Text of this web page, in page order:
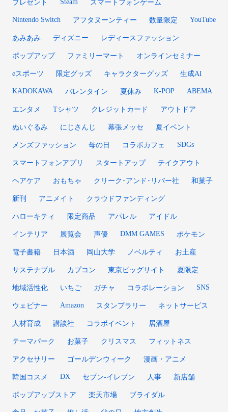
プレゼント スマートフォンゲーム
Nintendo Switch アフタヌーンティー 数量限定 YouTube
あみあみ ディズニー レディースファッション
ポップアップ ファミリーマート オンラインセミナー
eスポーツ 限定グッズ キャラクターグッズ 生成AI
KADOKAWA バレンタイン 夏休み K-POP ABEMA
エンタメ Tシャツ クレジットカード アウトドア
ぬいぐるみ にじさんじ 幕張メッセ 夏イベント
メンズファッション 母の日 コラボカフェ SDGs
スマートフォンアプリ スタートアップ テイクアウト
ヘアケア おもちゃ クリーク･アンド･リバー社 和菓子
新刊 アニメイト クラウドファンディング
ハローキティ 限定商品 アパレル アイドル
インテリア 展覧会 声優 DMM GAMES ポケモン
電子書籍 日本酒 岡山大学 ノベルティ お土産
サステナブル カプコン 東京ビッグサイト 夏限定
地域活性化 いちご ガチャ コラボレーション SNS
ウェビナー Amazon スタンプラリー ネットサービス
人材育成 講談社 コラボイベント 居酒屋
テーマパーク お菓子 クリスマス フィットネス
アクセサリー ゴールデンウィーク 漫画・アニメ
韓国コスメ DX セブン‐イレブン 人事 新店舗
ポップアップストア 楽天市場 ブライダル